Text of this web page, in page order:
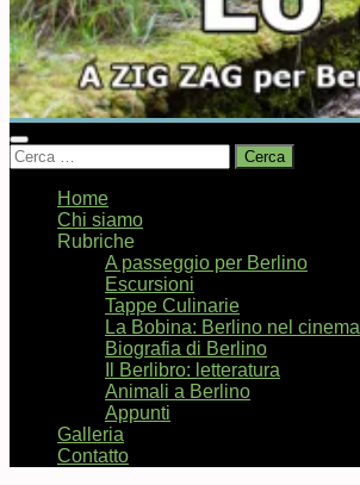
Ricerca
per:
Home
Chi siamo
Rubriche
A passeggio per Berlino
Escursioni
Tappe Culinarie
La Bobina: Berlino nel cinema
Biografia di Berlino
Il Berlibro: letteratura
Animali a Berlino
Appunti
Galleria
Contatto